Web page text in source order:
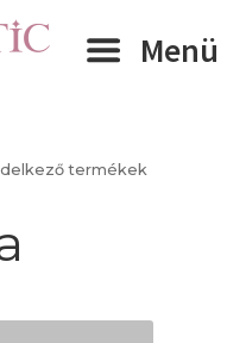
Menü
termékek